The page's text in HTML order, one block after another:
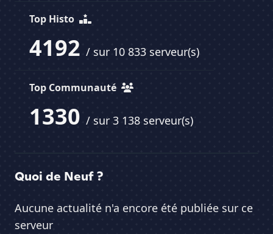
Top Histo
4192 / sur 10 833 serveur(s)
Top Communauté
1330 / sur 3 138 serveur(s)
Quoi de Neuf ?
Aucune actualité n'a encore été publiée sur ce
serveur